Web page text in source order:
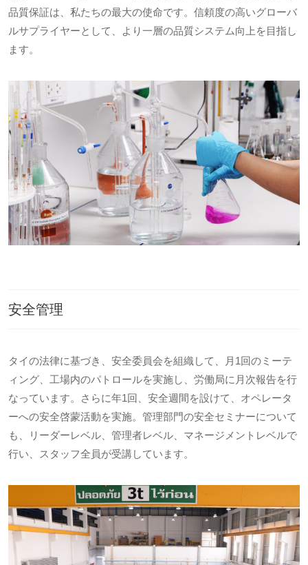
品質保証は、私たちの最大の使命です。信頼度の高いグローバ
ルサプライヤーとして、より一層の品質システム向上を目指し
ます。
安全管理
タイの法律に基づき、安全委員会を組織して、月1回のミーテ
ィング、工場内のパトロールを実施し、労働局に月次報告を行
なっています。さらに年1回、安全週間を設けて、オペレータ
ーへの安全啓蒙活動を実施。管理部門の安全セミナーについて
も、リーダーレベル、管理者レベル、マネージメントレベルで
行い、スタッフ全員が受講しています。